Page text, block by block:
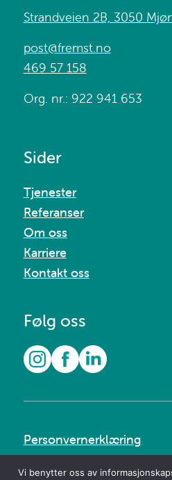
Strandveien 2B, 3050
post@fremst.no
469 57 158
Org. nr.: 922 941 653
Sider
Tjenester
Referanser
Om oss
Karriere
Kontakt oss
Følg oss
Personvernerklæring
Vi benytter oss av